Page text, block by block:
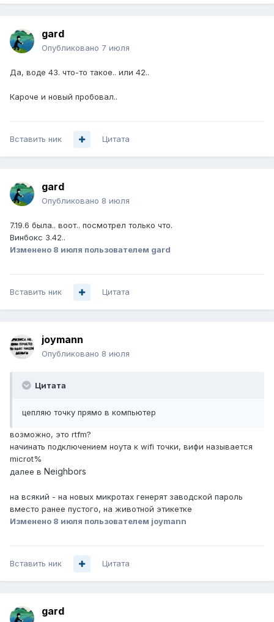
gard
Опубликовано 7 июля
Да, воде 43. что-то такое.. или 42..
Кароче и новый пробовал..
Вставить ник Цитата
gard
Опубликовано 8 июля
7.19.6 была.. воот.. посмотрел только что.
Винбокс 3.42..
Изменено 8 июля пользователем gard
Вставить ник Цитата
joymann
Опубликовано 8 июля
Цитата
цепляю точку прямо в компьютер
возможно, это rtfm?
начинать подключением ноута к wifi точки, вифи называется
microt%
далее в Neighbors
на всякий - на новых микротах генерят заводской пароль
вместо ранее пустого, на животной этикетке
Изменено 8 июля пользователем joymann
Вставить ник Цитата
gard